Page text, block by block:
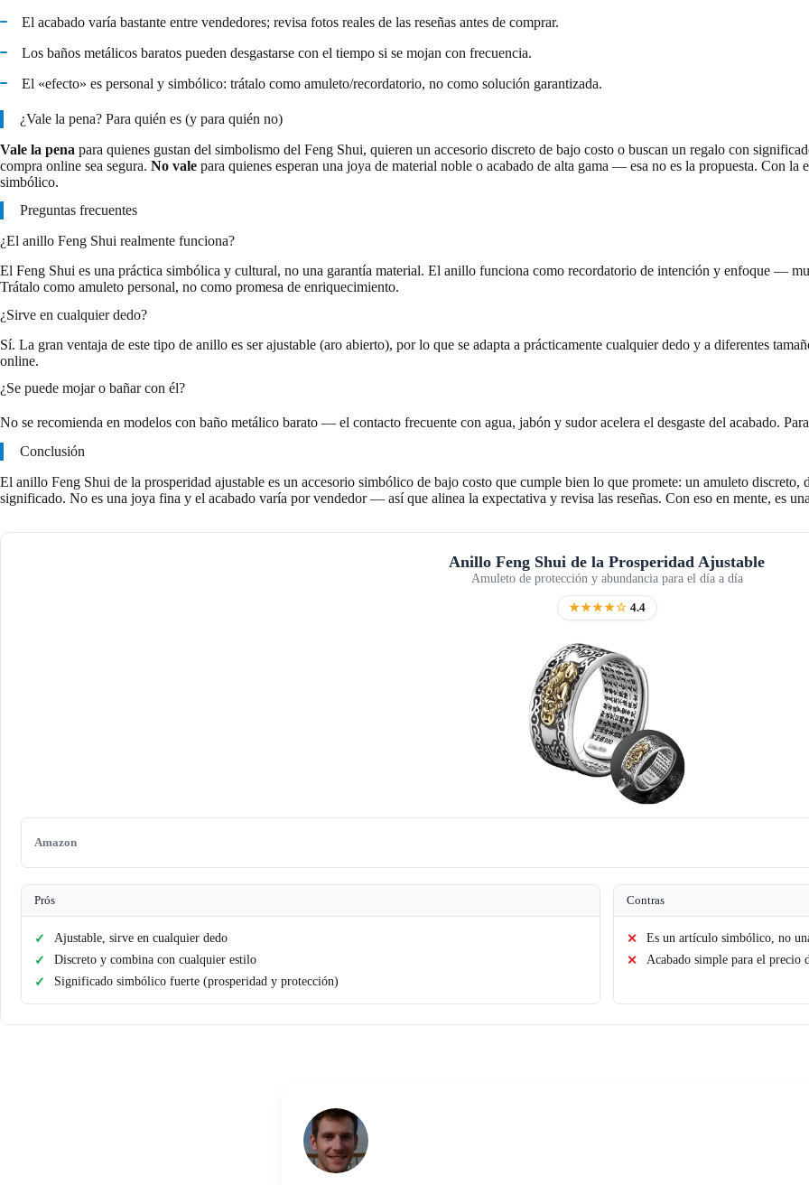
El acabado varía bastante entre vendedores; revisa fotos reales de las reseñas antes de comprar.
Los baños metálicos baratos pueden desgastarse con el tiempo si se mojan con frecuencia.
El «efecto» es personal y simbólico: trátalo como amuleto/recordatorio, no como solución garantizada.
¿Vale la pena? Para quién es (y para quién no)
Vale la pena para quienes gustan del simbolismo del Feng Shui, quieren un accesorio discreto de bajo costo o buscan un regalo con
compra online sea segura. No vale para quienes esperan una joya de material noble o acabado de alta gama — esa no es la propuesta. Con
simbólico.
Preguntas frecuentes
¿El anillo Feng Shui realmente funciona?
El Feng Shui es una práctica simbólica y cultural, no una garantía material. El anillo funciona como recordatorio de intención y enfoque —
Trátalo como amuleto personal, no como promesa de enriquecimiento.
¿Sirve en cualquier dedo?
Sí. La gran ventaja de este tipo de anillo es ser ajustable (aro abierto), por lo que se adapta a prácticamente cualquier dedo y a diferentes
online.
¿Se puede mojar o bañar con él?
No se recomienda en modelos con baño metálico barato — el contacto frecuente con agua, jabón y sudor acelera el desgaste del acabado.
Conclusión
El anillo Feng Shui de la prosperidad ajustable es un accesorio simbólico de bajo costo que cumple bien lo que promete: un amuleto discreto,
significado. No es una joya fina y el acabado varía por vendedor — así que alinea la expectativa y revisa las reseñas. Con eso en mente, es
Anillo Feng Shui de la Prosperidad Ajustable
Amuleto de protección y abundancia para el día a día
★★★★☆ 4.4
Amazon
Prós
Ajustable, sirve en cualquier dedo
Discreto y combina con cualquier estilo
Significado simbólico fuerte (prosperidad y protección)
Contras
Es un artículo simbólico, no
Acabado simple para el precio